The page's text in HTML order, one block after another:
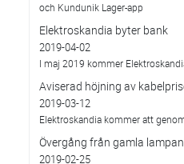
och Kundunik Lager-app
Elektroskandia byter bank
2019-04-02
I maj 2019 kommer
Aviserad höjning av
2019-03-12
Elektroskandia kommer att
Övergång från gamla
2019-02-25